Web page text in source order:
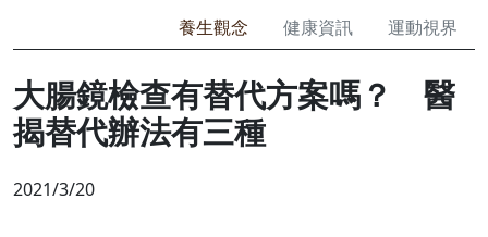
養生觀念 健康資訊 運動視界
大腸鏡檢查有替代方案嗎？ 醫
揭替代辦法有三種
2021/3/20